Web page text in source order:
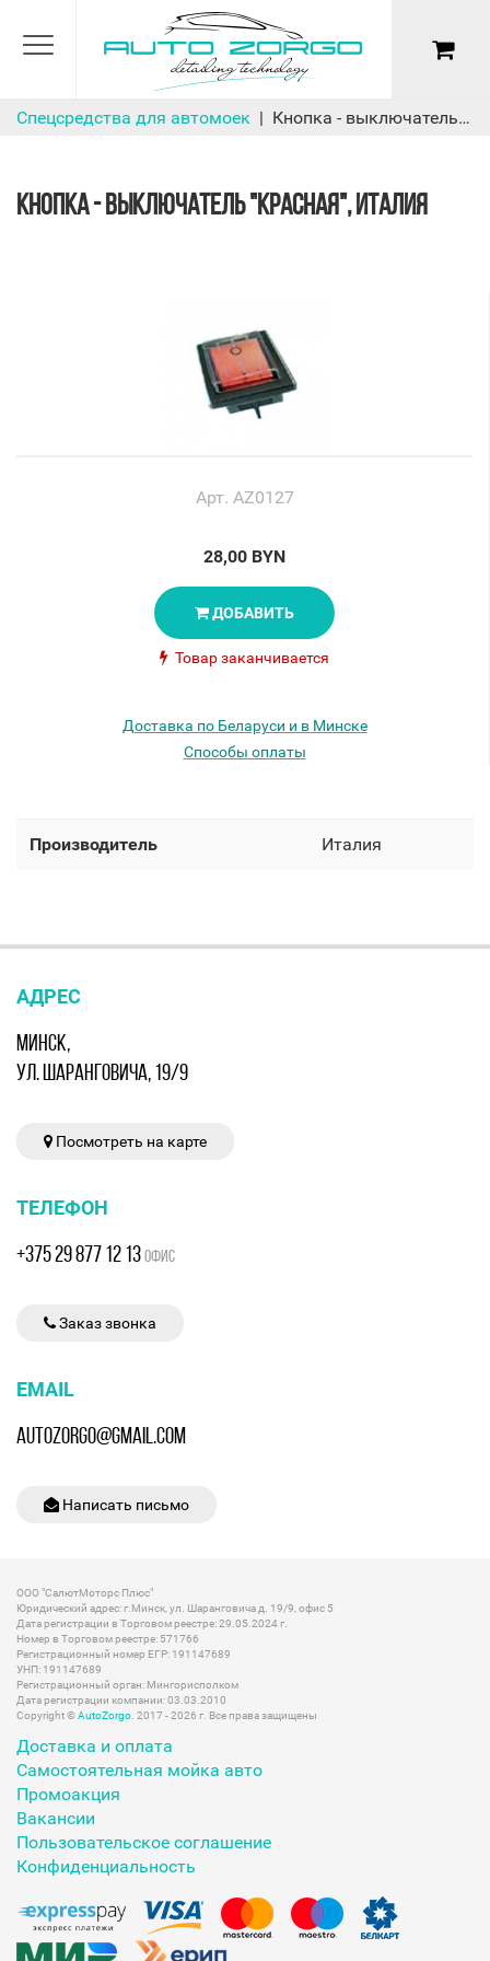
Спецсредства для автомоек Кнопка - выключатель "красная", Италия
КНОПКА - ВЫКЛЮЧАТЕЛЬ "КРАСНАЯ", ИТАЛИЯ
Арт. AZ0127
28,00 BYN
ДОБАВИТЬ
Товар заканчивается
Доставка по Беларуси и в Минске
Способы оплаты
Производитель Италия
АДРЕС
МИНСК,
УЛ. ШАРАНГОВИЧА, 19/9
Посмотреть на карте
ТЕЛЕФОН
+375 29 877 12 13ОФИС
Заказ звонка
EMAIL
AUTOZORGO@GMAIL.COM
Написать письмо
ООО "СалютМоторс Плюс"
Юридический адрес: г.Минск, ул. Шаранговича д. 19/9, офис 5
Дата регистрации в Торговом реестре: 29.05.2024 г.
Номер в Торговом реестре: 571766
Регистрационный номер ЕГР: 191147689
УНП: 191147689
Регистрационный орган: Мингорисполком
Дата регистрации компании: 03.03.2010
Copyright ©AutoZorgo . 2017 - 2026 г. Все права защищены
Доставка и оплата
Самостоятельная мойка авто
Промоакция
Вакансии
Пользовательское соглашение
Конфиденциальность